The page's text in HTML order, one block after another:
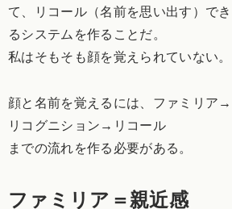
て、リコール（名前を思い出す）でき
るシステムを作ることだ。
私はそもそも顔を覚えられていない。
顔と名前を覚えるには、ファミリア→
リコグニション→リコール
までの流れを作る必要がある。
ファミリア＝親近感